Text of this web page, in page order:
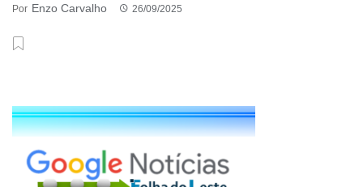
Por Enzo Carvalho 26/09/2025